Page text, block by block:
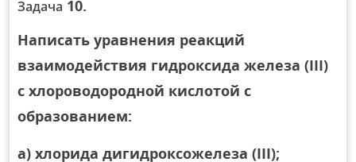
Задача 10.
Написать уравнения реакций
взаимодействия гидроксида железа (III)
с хлороводородной кислотой с
образованием:
а) хлорида дигидроксожелеза (III);